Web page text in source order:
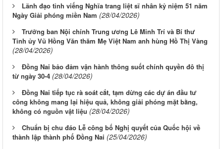
Lãnh đạo tỉnh viếng Nghĩa trang liệt sĩ nhân kỷ niệm 51 năm
Ngày Giải phóng miền Nam (28/04/2026)
Trưởng ban Nội chính Trung ương Lê Minh Trí và Bí thư
Tỉnh ủy Vũ Hồng Văn thăm Mẹ Việt Nam anh hùng Hồ Thị Vàng
(28/04/2026)
Đồng Nai bảo đảm vận hành thông suốt chính quyền đô thị
từ ngày 30-4 (28/04/2026)
Đồng Nai tiếp tục rà soát cắt, tạm dừng các dự án đầu tư
công không mang lại hiệu quả, không giải phóng mặt bằng,
không có nguồn vật liệu (28/04/2026)
Chuẩn bị chu đáo Lễ công bố Nghị quyết của Quốc hội về
thành lập thành phố Đồng Nai (25/04/2026)